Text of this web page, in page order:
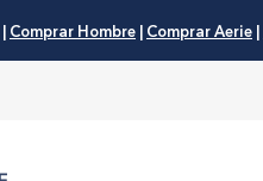
| Comprar Hombre | Comprar Aerie |